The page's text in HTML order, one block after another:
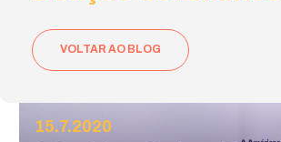
VOLTAR AO BLOG
15.7.2020